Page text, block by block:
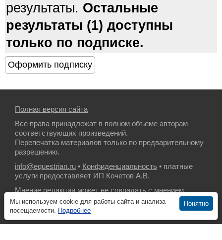
результаты. Остальные
результаты (1) доступны
только по подписке.
Полная версия сайта
Все права принадлежат в полном объеме авторам
соответствующих произведений.
Перепечатка материалов только по предварительному
разрешению.
info@equestrian.ru • Конфиденциальность • платные
услуги предоставляет ИП Кочетов А.В.
Мнение редакции может не совпадать с мнением
авторов.
Понятно
Мы используем cookie для работы сайта и анализа
посещаемости. Подробнее